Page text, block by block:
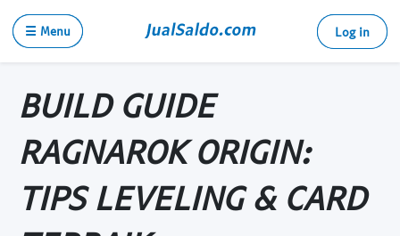
☰ Menu Log in
BUILD GUIDE
RAGNAROK ORIGIN:
TIPS LEVELING & CARD